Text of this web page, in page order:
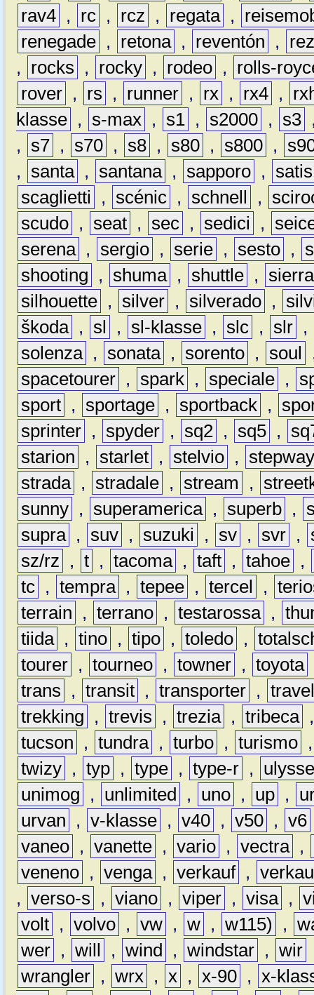
rav4 , rc , rcz , regata ,
renegade , retona , reventón ,
,
rocks , rocky , rodeo ,
rolls-
rover , rs , runner , rx , rx4 ,
klasse , s-max , s1 , s2000 , s3
,
s7 , s70 , s8 , s80 , s800 ,
,
santa , santana , sapporo ,
satis
scaglietti
, scénic , schnell ,
scudo , seat , sec , sedici ,
serena , sergio , serie , sesto ,
shooting
, shuma , shuttle ,
sierra
silhouette , silver , silverado ,
škoda , sl , sl-klasse , slc , slr ,
solenza , sonata , sorento , soul
spacetourer , spark , speciale ,
sport , sportage , sportback ,
sprinter , spyder , sq2 , sq5 ,
starion
, starlet , stelvio ,
strada , stradale , stream ,
sunny , superamerica , superb ,
supra , suv , suzuki , sv , svr ,
sz/rz
, t , tacoma , taft , tahoe ,
tc , tempra , tepee , tercel ,
terrain
, terrano , testarossa ,
tiida , tino , tipo , toledo ,
tourer , tourneo , towner , toyota
trans
, transit , transporter ,
trekking
, trevis , trezia , tribeca
tucson
, tundra , turbo , turismo
twizy , typ , type , type-r ,
unimog
, unlimited , uno , up ,
urvan
, v-klasse , v40 , v50 , v6
vaneo , vanette , vario , vectra ,
veneno , venga , verkauf ,
, verso-s , viano , viper , visa ,
volt , volvo , vw , w , w115) ,
wer , will , wind , windstar , wir
wrangler , wrx , x , x-90 , x-